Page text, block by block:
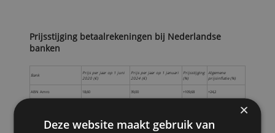
geen gratis betaalrekeningen van
fintechbedrijven meegenomen in ons
onderzoek. Deze producten hebben
doorgaans veel minder mogelijkheden
dan de standaardbankrekeningen van de
grote banken en zijn voor het gros van